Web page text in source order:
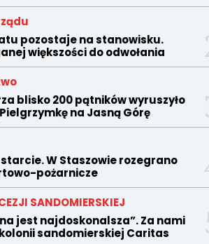
pozostaje na stanowisku.
większości do odwołania
blisko 200 pątników wyruszyło
na Jasną Górę
starcie. W Staszowie rozegrano
pożarnicze
SANDOMIERSKIEJ
jest najdoskonalsza”. Za nami
sandomierskiej Caritas